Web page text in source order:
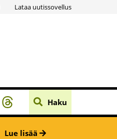
Lataa uutissovellus
Haku
Lue lisää